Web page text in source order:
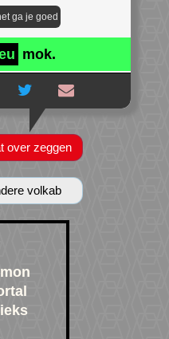
ga je goed
mok.
over zeggen
volkab